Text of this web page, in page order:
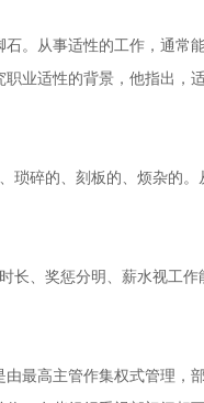
从事适性的工作，通常
业适性的背景，他指出，
碎的、刻板的、烦杂的。
、奖惩分明、薪水视工作
高主管作集权式管理，